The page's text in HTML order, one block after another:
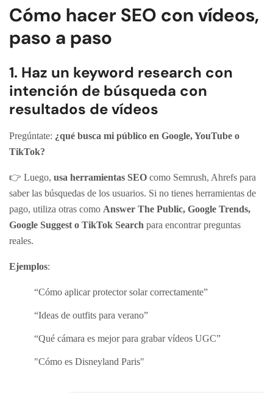
Cómo hacer SEO con vídeos,
paso a paso
1. Haz un keyword research con
intención de búsqueda con
resultados de vídeos
Pregúntate: ¿qué busca mi público en Google, YouTube o
TikTok?
👉 Luego, usa herramientas SEO como Semrush, Ahrefs para
saber las búsquedas de los usuarios. Si no tienes herramientas de
pago, utiliza otras como Answer The Public, Google Trends,
Google Suggest o TikTok Search para encontrar preguntas
reales.
Ejemplos:
“Cómo aplicar protector solar correctamente”
“Ideas de outfits para verano”
“Qué cámara es mejor para grabar vídeos UGC”
"Cómo es Disneyland Paris"